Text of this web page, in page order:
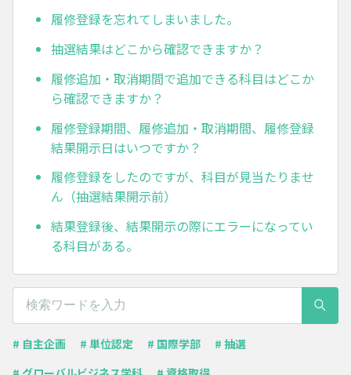
履修登録を忘れてしまいました。
抽選結果はどこから確認できますか？
履修追加・取消期間で追加できる科目はどこか
ら確認できますか？
履修登録期間、履修追加・取消期間、履修登録
結果開示日はいつですか？
履修登録をしたのですが、科目が見当たりませ
ん（抽選結果開示前）
結果登録後、結果開示の際にエラーになってい
る科目がある。
# 自主企画 # 単位認定 # 国際学部
# 抽選